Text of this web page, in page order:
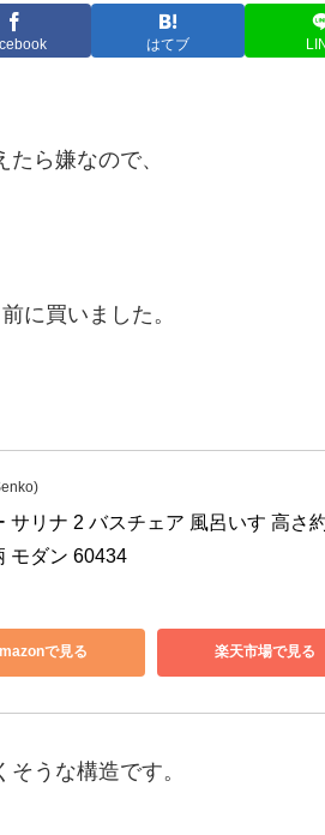
はてブ
ら嫌なので、
に買いました。
サリナ 2 バスチェア 風呂いす 高さ
モダン 60434
で見る 楽天市場で見る
うな構造です。